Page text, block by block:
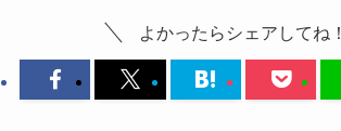
よかったらシェアしてね！